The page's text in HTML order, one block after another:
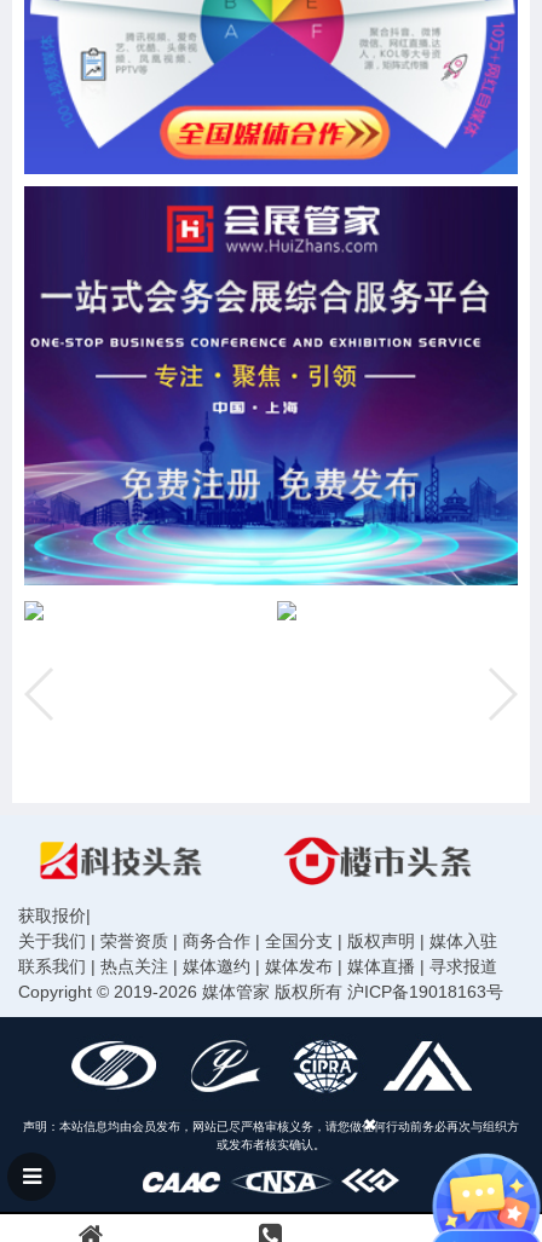
获取报价|
关于我们 | 荣誉资质 | 商务合作 | 全国分支 | 版权声明 | 媒体入驻
联系我们 | 热点关注 | 媒体邀约 | 媒体发布 | 媒体直播 | 寻求报道
Copyright © 2019-2026 媒体管家 版权所有 沪ICP备19018163号
声明：本站信息均由会员发布，网站已尽严格审核义务，请您做任何行动前务必再次与组织方
或发布者核实确认。